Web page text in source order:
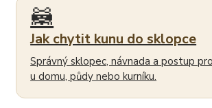
🦝
Jak chytit kunu do sklopce
Správný sklopec, návnada a postup
u domu, půdy nebo kurníku.